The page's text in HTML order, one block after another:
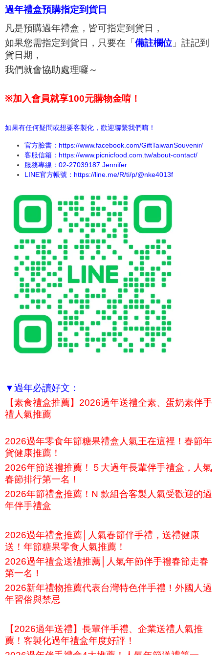
過年禮盒預購指定到貨日
凡是預購過年禮盒，皆可指定到貨日，
如果您需指定到貨日，只要在「 備註欄位 」註記到
貨日期，
我們就會協助處理囉～
※加入會員就享100元購物金唷！
如果有任何疑問或想要客製化，歡迎聯繫我們唷！
官方臉書： https://www.facebook.com/GiftTaiwanSouvenir/
客服信箱：https://www.picnicfood.com.tw/about-contact/
服務專線：02-27039187 Jennifer
LINE官方帳號： https://line.me/R/ti/p/@nke4013f
▼過年必讀好文：
【素食禮盒推薦】2026過年送禮全素、蛋奶素伴手
禮人氣推薦
2026過年零食年節糖果禮盒人氣王在這裡！春節年
貨健康推薦！
2026年節送禮推薦！５大過年長輩伴手禮盒，人氣
春節排行第一名！
2026年節禮盒推薦！N 款組合客製人氣受歡迎的過
年伴手禮盒
2026過年禮盒推薦│人氣春節伴手禮，送禮健康
送！年節糖果零食人氣推薦！
2026過年禮盒送禮推薦│人氣年節伴手禮春節走春
第一名！
2026新年禮物推薦代表台灣特色伴手禮！外國人過
年習俗與禁忌
【2026過年送禮】長輩伴手禮、企業送禮人氣推
薦！客製化過年禮盒年度好評！